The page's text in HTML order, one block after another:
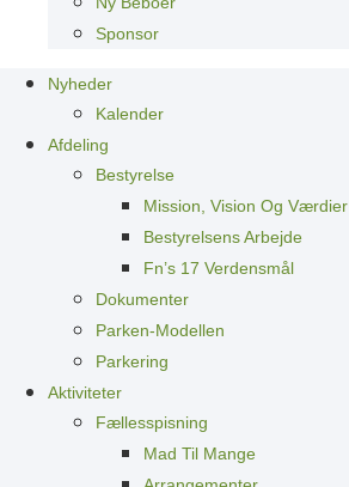
Sponsor
Nyheder
Kalender
Afdeling
Bestyrelse
Mission, Vision Og Værdier
Bestyrelsens Arbejde
Fn’s 17 Verdensmål
Dokumenter
Parken-Modellen
Parkering
Aktiviteter
Fællesspisning
Mad Til Mange